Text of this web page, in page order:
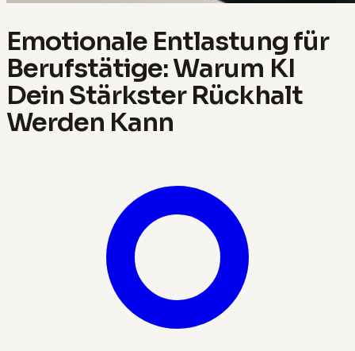
Emotionale Entlastung für
Berufstätige: Warum KI
Dein Stärkster Rückhalt
Werden Kann